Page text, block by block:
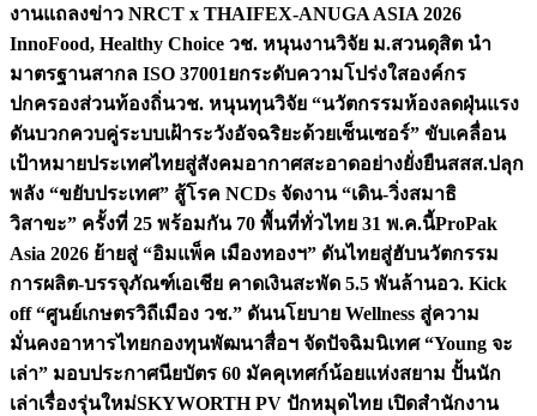
งานแถลงข่าว NRCT x THAIFEX-ANUGA ASIA 2026
InnoFood, Healthy Choice วช. หนุนงานวิจัย ม.สวนดุสิต นำ
มาตรฐานสากล ISO 37001ยกระดับความโปร่งใสองค์กร
ปกครองส่วนท้องถิ่นวช. หนุนทุนวิจัย “นวัตกรรมห้องลดฝุ่นแรง
ดันบวกควบคู่ระบบเฝ้าระวังอัจฉริยะด้วยเซ็นเซอร์” ขับเคลื่อน
เป้าหมายประเทศไทยสู่สังคมอากาศสะอาดอย่างยั่งยืนสสส.ปลุก
พลัง “ขยับประเทศ” สู้โรค NCDs จัดงาน “เดิน-วิ่งสมาธิ
วิสาขะ” ครั้งที่ 25 พร้อมกัน 70 พื้นที่ทั่วไทย 31 พ.ค.นี้ProPak
Asia 2026 ย้ายสู่ “อิมแพ็ค เมืองทองฯ” ดันไทยสู่ฮับนวัตกรรม
การผลิต-บรรจุภัณฑ์เอเชีย คาดเงินสะพัด 5.5 พันล้านอว. Kick
off “ศูนย์เกษตรวิถีเมือง วช.” ดันนโยบาย Wellness สู่ความ
มั่นคงอาหารไทยกองทุนพัฒนาสื่อฯ จัดปัจฉิมนิเทศ “Young จะ
เล่า” มอบประกาศนียบัตร 60 มัคคุเทศก์น้อยแห่งสยาม ปั้นนัก
เล่าเรื่องรุ่นใหม่SKYWORTH PV ปักหมุดไทย เปิดสำนักงาน